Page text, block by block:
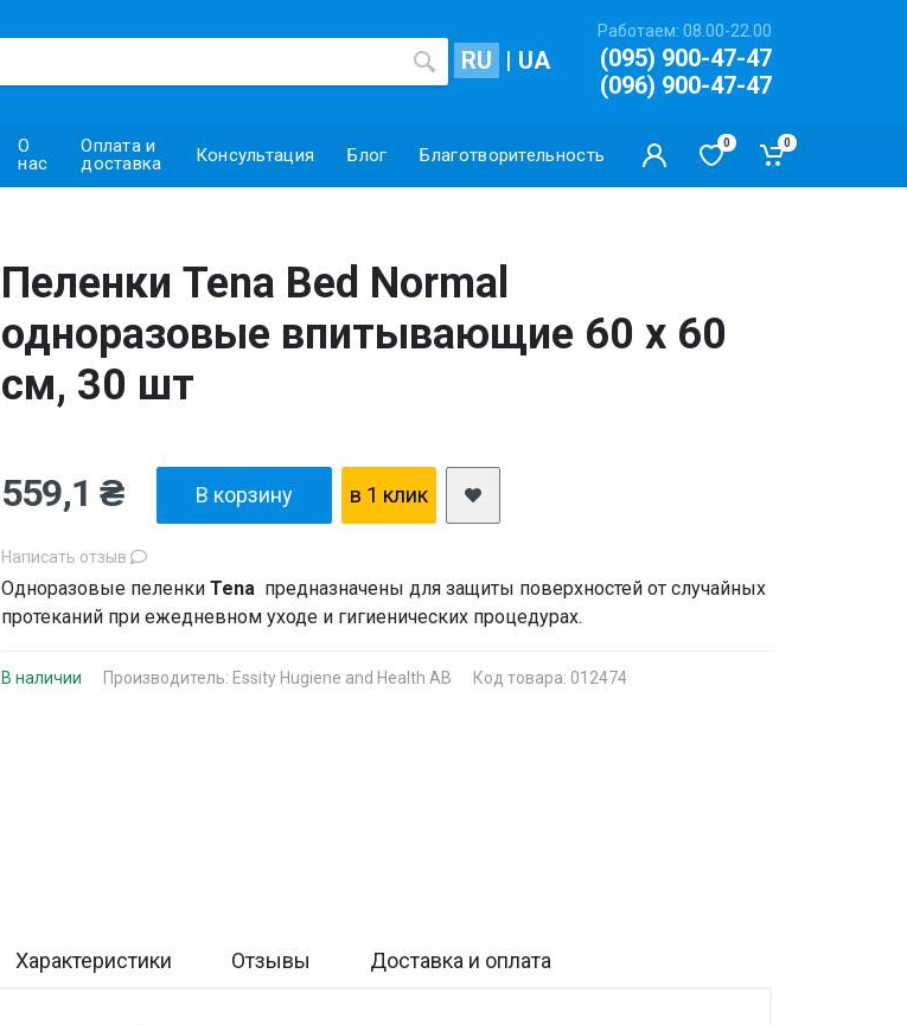
RU | UA
Работаем: 08.00-22.00
(095) 900-47-47
(096) 900-47-47
О
нас
Оплата и
доставка
Консультация Блог Благотворительность
0 0
Пеленки Tena Bed Normal
одноразовые впитывающие 60 x 60
см, 30 шт
Написать отзыв
Одноразовые пеленки Tena предназначены для защиты поверхностей от случайных
протеканий при ежедневном уходе и гигиенических процедурах.
В наличии Производитель: Essity Hugiene and Health AB Код товара: 012474
559,1 ₴ В корзину в 1 клик
Характеристики Отзывы Доставка и оплата